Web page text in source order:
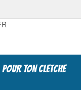
POUR TON CLETCHE